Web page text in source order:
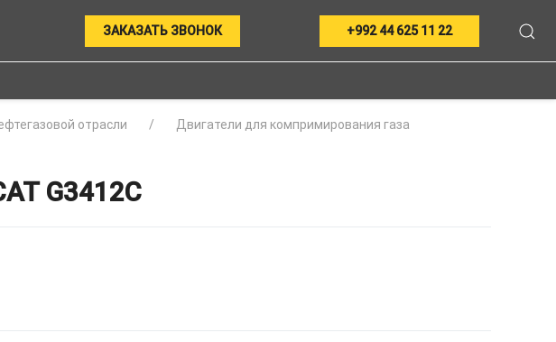
ЗАКАЗАТЬ ЗВОНОК +992 44 625 11 22
отрасли Двигатели для компримирования газа
G3412C